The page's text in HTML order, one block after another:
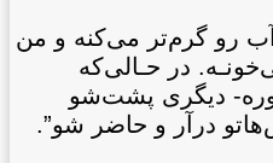
رو گرم‌تر می‌كنه و من
در حـالی‌که
ديگری پشت‌شو
درآر و حاضر شو”.